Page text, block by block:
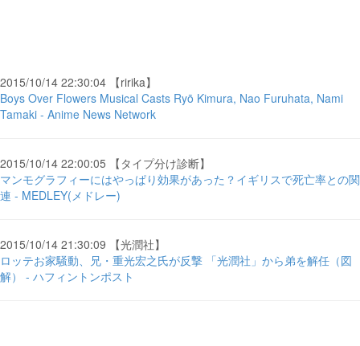
2015/10/14 22:30:04 【ririka】
Boys Over Flowers Musical Casts Ryō Kimura, Nao Furuhata, Nami
Tamaki - Anime News Network
2015/10/14 22:00:05 【タイプ分け診断】
マンモグラフィーにはやっぱり効果があった？イギリスで死亡率との関
連 - MEDLEY(メドレー)
2015/10/14 21:30:09 【光潤社】
ロッテお家騒動、兄・重光宏之氏が反撃 「光潤社」から弟を解任（図
解） - ハフィントンポスト